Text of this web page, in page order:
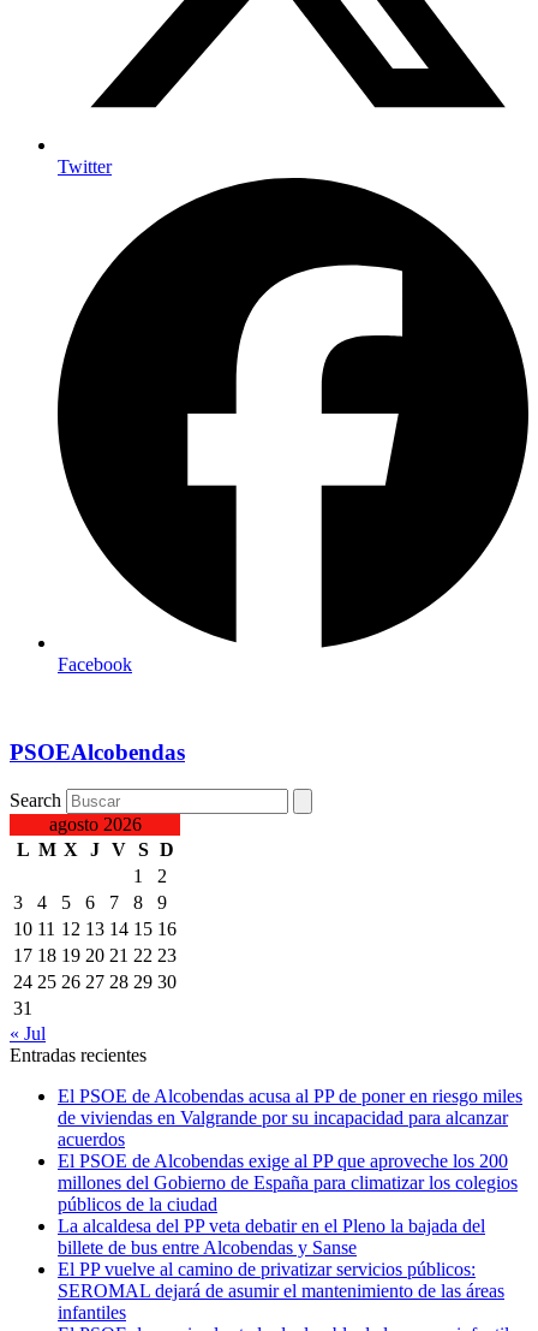
Twitter
Facebook
PSOEAlcobendas
Search
agosto 2026
L M X J V S D
1
2
3
4 5 6 7 8
9
10 11 12 13 14 15 16
17 18 19 20 21 22 23
24 25 26 27 28 29 30
31
« Jul
Entradas recientes
El PSOE de Alcobendas acusa al PP de poner en riesgo miles
de viviendas en Valgrande por su incapacidad para alcanzar
acuerdos
El PSOE de Alcobendas exige al PP que aproveche los 200
millones del Gobierno de España para climatizar los colegios
públicos de la ciudad
La alcaldesa del PP veta debatir en el Pleno la bajada del
billete de bus entre Alcobendas y Sanse
El PP vuelve al camino de privatizar servicios públicos:
SEROMAL dejará de asumir el mantenimiento de las áreas
infantiles